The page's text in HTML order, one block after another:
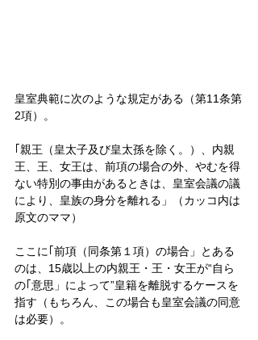
皇室典範に次のような規定がある（第11条第
2項）。
｢親王（皇太子及び皇太孫を除く。）、内親
王、王、女王は、前項の場合の外、やむを得
ない特別の事由があるときは、皇室会議の議
により、皇族の身分を離れる」（カッコ内は
原文のママ）
ここに｢前項（同条第１項）の場合」とある
のは、15歳以上の内親王・王・女王が“自ら
の｢意思」によって”皇籍を離脱するケースを
指す（もちろん、この場合も皇室会議の同意
は必要）。